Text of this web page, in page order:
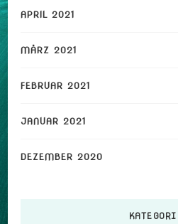
APRIL 2021
MÄRZ 2021
FEBRUAR 2021
JANUAR 2021
DEZEMBER 2020